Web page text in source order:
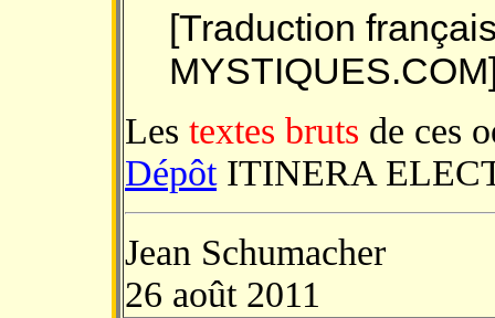
[Traduction
Les textes bruts de ces
DépôtITINERA
Jean Schumacher
26 août 2011